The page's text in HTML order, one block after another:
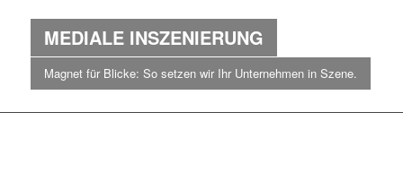
MEDIALE INSZENIERUNG
Magnet für Blicke: So setzen wir Ihr Unternehmen in Szene.